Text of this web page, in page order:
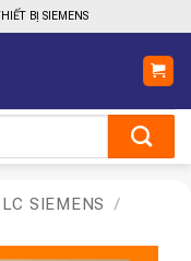
BỊ SIEMENS
SIEMENS
/